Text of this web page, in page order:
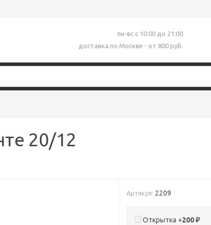
пн-вс с 10:00 до 21:00
доставка по Москве - от 800 руб.
20/12
Артикул: 2209
Открытка +200₽